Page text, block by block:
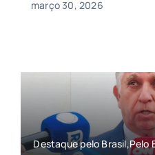
março 30, 2026
Destaque pelo Brasil,Pelo